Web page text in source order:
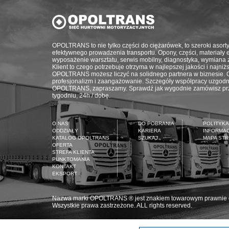
OPOLTRANS to nie tylko części do ciężarówek, to szeroki
efektywnego prowadzenia transportu. Opony, części,
wyposażenie warsztatu, serwis mobilny, diagnostyka,
Klient to czego potrzebuje otrzyma w najlepszej jakości i
OPOLTRANS możesz liczyć na solidnego partnera w biznesie.
profesjonalizm i zaangażowanie. Szczegóły współpracy
OPOLTRANS, zapraszamy. Sprawdź jak wygodnie zamówisz
tygodniu, 24h / dobę.
O NAS
ODDZIAŁY
KATALOG OPOLTRANS
OFERTA
STREFA KLIENTA
PUNKTOMANIA
KONTAKT
EKSPORT
DO POBRANIA
KARIERA
SZUKAJ
MAPA
Nazwa marki OPOLTRANS ® jest znakiem towarowym
Wszystkie prawa zastrzeżone. ALL rights reserved.